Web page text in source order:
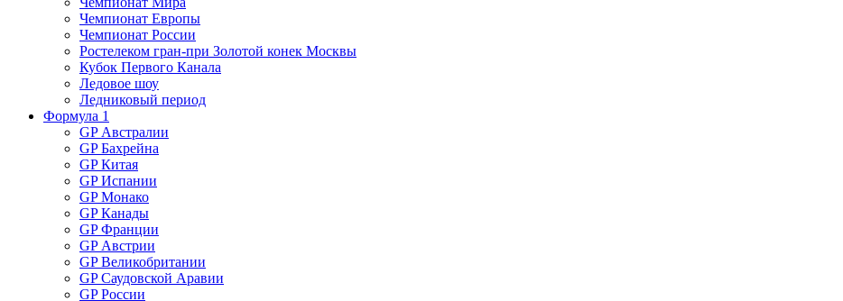
Чемпионат Европы
Чемпионат России
Ростелеком гран-при Золотой конек Москвы
Кубок Первого Канала
Ледовое шоу
Ледниковый период
Формула 1
GP Австралии
GP Бахрейна
GP Китая
GP Испании
GP Монако
GP Канады
GP Франции
GP Австрии
GP Великобритании
GP Саудовской Аравии
GP России